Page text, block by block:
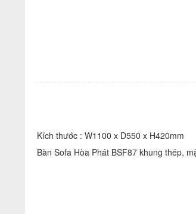
Kích thước : W1100 x D550 x H420mm
Bàn Sofa Hòa Phát BSF87 khung thép,